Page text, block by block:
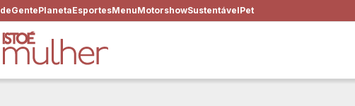
GentePlanetaEsportesMenuMotorshowSustentávelPet